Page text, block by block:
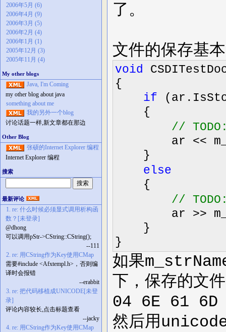
2006年5月 (6)
2006年4月 (9)
2006年3月 (5)
2006年2月 (4)
2006年1月 (1)
2005年12月 (3)
2005年11月 (4)
My other blogs
Java, I'm Coming
my other blog about java
something about me
我的另外一个blog
讨论话题一样,新文章都在那边
Other Blog
张硕的Internet Explorer 编程
Internet Explorer 编程
搜索
最新评论
1. re: 什么时候必须显式调用析构函
数？[未登录]
@dhong
可以调用pStr->CString::CString();
--111
2. re: 用CString作为Key使用CMap
需要#include <Afxtempl.h>，否则编
译时会报错
--erabbit
3. re: 把代码移植成UNICODE[未登
录]
评论内容较长,点击标题查看
--jacky
4. re: 用CString作为Key使用CMap
了。
文件的保存基
void
{
if
{
//
ar <<
}
else
{
//
ar >>
}
}
如果
下，保存的文
04 6E 61 6D
然后用